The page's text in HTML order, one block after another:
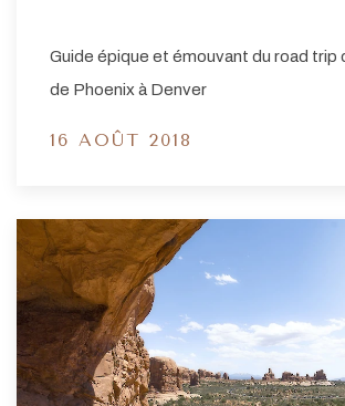
Guide épique et émouvant du road trip
de Phoenix à Denver
16 AOÛT 2018